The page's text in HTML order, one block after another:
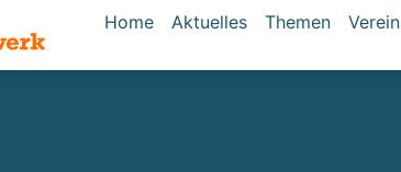
Home Aktuelles Themen Verein